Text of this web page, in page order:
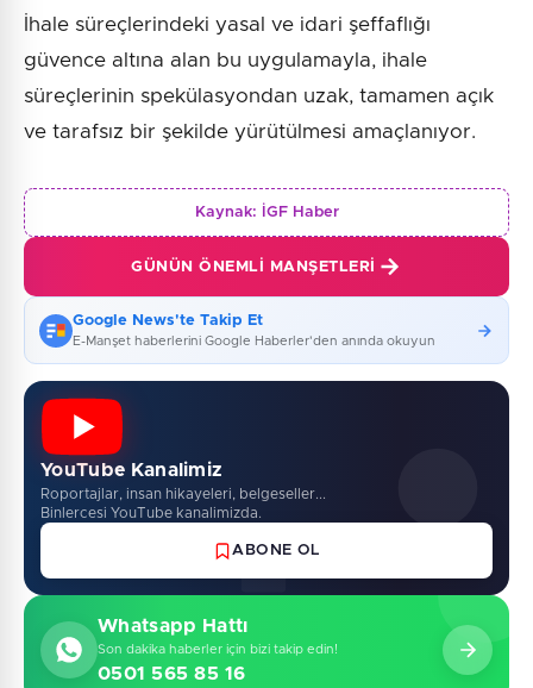
İhale süreçlerindeki yasal ve idari şeffaflığı
güvence altına alan bu uygulamayla, ihale
süreçlerinin spekülasyondan uzak, tamamen açık
ve tarafsız bir şekilde yürütülmesi amaçlanıyor.
Kaynak: İGF Haber
GÜNÜN ÖNEMLI MANŞETLERI
Google News'te Takip Et
E-Manşet haberlerini Google Haberler'den anında okuyun
YouTube Kanalimiz
Roportajlar, insan hikayeleri, belgeseller...
Binlercesi YouTube kanalimizda.
ABONE OL
Whatsapp Hattı
Son dakika haberler için bizi takip edin!
0501 565 85 16